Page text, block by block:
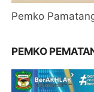
Pemko
PEMKO